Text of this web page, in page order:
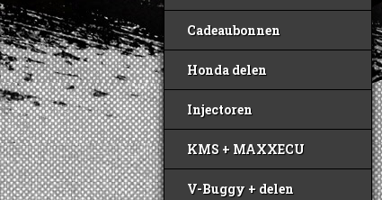
Cadeaubonnen
Honda delen
Injectoren
KMS + MAXXECU
V-Buggy + delen